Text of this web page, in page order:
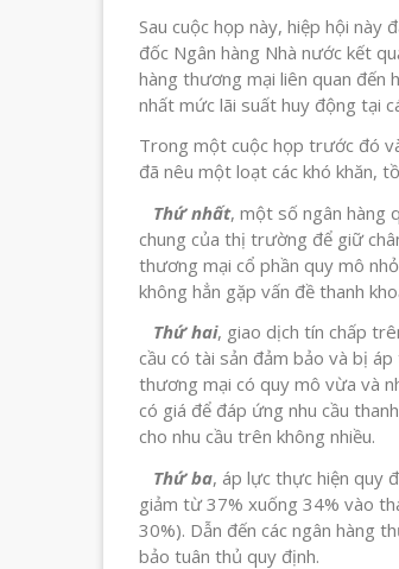
Sau cuộc họp này, hiệp hội
đốc Ngân hàng Nhà nước kết
hàng thương mại liên quan đến
nhất mức lãi suất huy động tại
Trong một cuộc họp trước đó
đã nêu một loạt các khó khăn,
Thứ nhất, một số ngân hàng
chung của thị trường để giữ
thương mại cổ phần quy mô
không hẳn gặp vấn đề thanh
Thứ hai, giao dịch tín chấp
cầu có tài sản đảm bảo và bị
thương mại có quy mô vừa và
có giá để đáp ứng nhu cầu
cho nhu cầu trên không nhiều.
Thứ ba, áp lực thực hiện quy
giảm từ 37% xuống 34% vào
30%). Dẫn đến các ngân hàng
bảo tuân thủ quy định.